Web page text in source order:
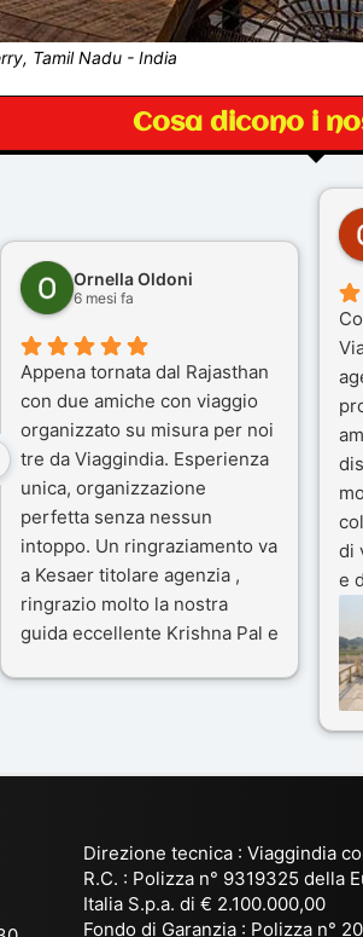
Tamil Nadu - India
Cosa dicono i
Ornella Oldoni
6 mesi fa
Appena tornata dal Rajasthan
con due amiche con viaggio
organizzato su misura per noi
tre da Viaggindia. Esperienza
unica, organizzazione
perfetta senza nessun
intoppo. Un ringraziamento va
a Kesaer titolare agenzia ,
ringrazio molto la nostra
guida eccellente Krishna Pal e
consiglio questa agenzia
di
e
ai
Direzione tecnica : Viaggindia
R.C. : Polizza n° 9319325 della
Italia S.p.a. di € 2.100.000,00
Fondo di Garanzia : Polizza n°